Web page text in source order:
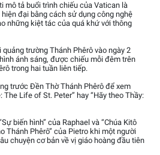
mô tả buổi trình chiếu của Vatican là
đại bằng cách sử dụng công nghệ
những kiệt tác của quá khứ với thông
trường Thánh Phêrô vào ngày 2
ánh sáng, được chiếu mỗi đêm trên
trong hai tuần liên tiếp.
trước Đền Thờ Thánh Phêrô để xem
The Life of St. Peter” hay “Hãy theo Thầy:
biến hình” của Raphael và “Chúa Kitô
Thánh Phêrô” của Pietro khi một người
chuyện cơ bản về vị giáo hoàng đầu tiên